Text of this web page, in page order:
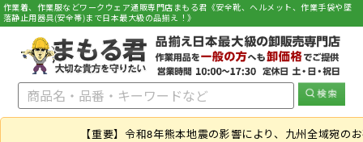
作業着、作業服などワークウェア通販専門店まもる君《安全靴、ヘルメット、作業手袋や墜
落静止用器具(安全帯)まで日本最大級の品揃え！》
【重要】令和8年熊本地震の影響により、九州全域宛